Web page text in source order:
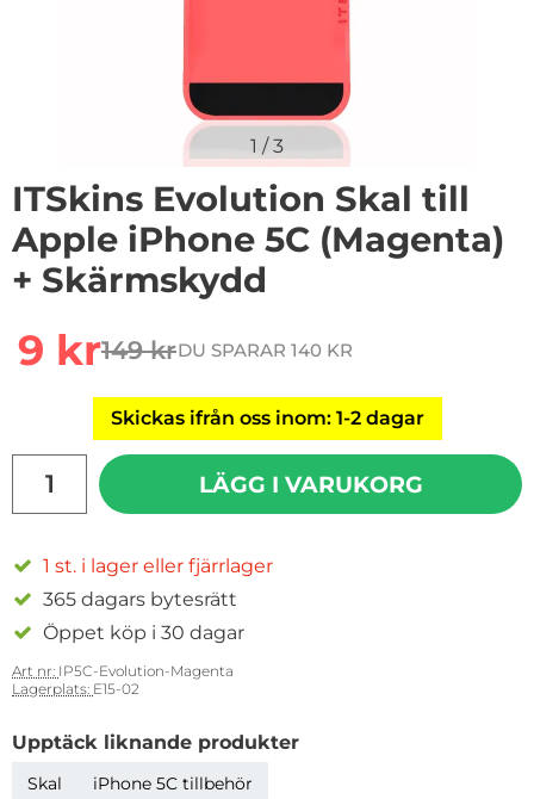
1 /3
ITSkins Evolution Skal till
Apple iPhone 5C (Magenta)
+ Skärmskydd
rea pris
9 krtidigare pris
149 krDU SPARAR 140 KR
Skickas ifrån oss inom: 1-2 dagar
LÄGG I VARUKORG
1 st. i lager eller fjärrlager
365 dagars bytesrätt
Öppet köp i 30 dagar
Art nr: IP5C-Evolution-Magenta
Lagerplats: E15-02
Upptäck liknande produkter
Skal iPhone 5C tillbehör